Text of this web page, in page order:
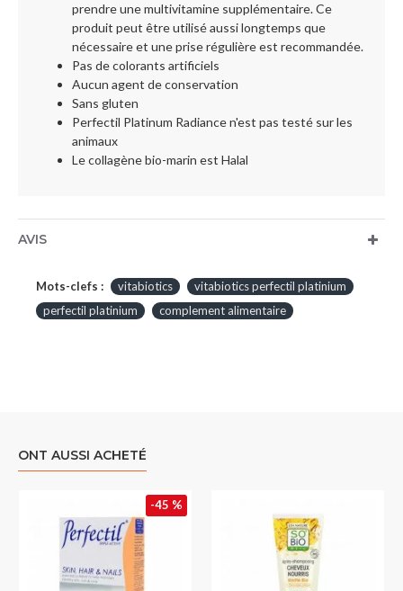
prendre une multivitamine supplémentaire. Ce
produit peut être utilisé aussi longtemps que
nécessaire et une prise régulière est recommandée.
Pas de colorants artificiels
Aucun agent de conservation
Sans gluten
Perfectil Platinum Radiance n'est pas testé sur les
animaux
Le collagène bio-marin est Halal
AVIS
Mots-clefs : vitabiotics
vitabiotics perfectil platinium
perfectil platinium
complement alimentaire
ONT AUSSI ACHETÉ
-45 %